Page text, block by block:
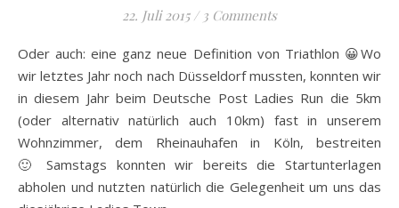
22. Juli 2015 / 3 Comments
Oder auch: eine ganz neue Definition von Triathlon 😀Wo
wir letztes Jahr noch nach Düsseldorf mussten, konnten wir
in diesem Jahr beim Deutsche Post Ladies Run die 5km
(oder alternativ natürlich auch 10km) fast in unserem
Wohnzimmer, dem Rheinauhafen in Köln, bestreiten
🙂 Samstags konnten wir bereits die Startunterlagen
abholen und nutzten natürlich die Gelegenheit um uns das